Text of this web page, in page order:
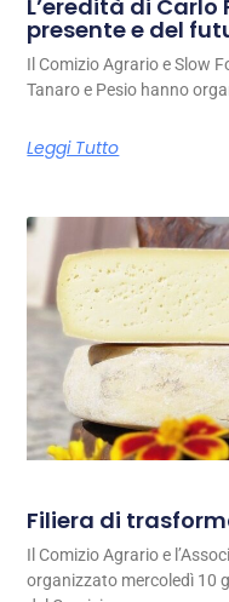
L’eredità di
presente e del
Il Comizio Agrario e Slow
Tanaro e Pesio hanno
Leggi Tutto
Filiera di
Il Comizio Agrario e
organizzato mercoledì 10